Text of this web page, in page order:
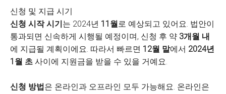
신청 및 지급 시기
신청 시작 시기는 2024년 11월로 예상되고 있어요. 법안이
통과되면 신속하게 시행될 예정이며, 신청 후 약 3개월 내
에 지급될 계획이에요. 따라서 빠르면 12월 말에서 2024년
1월 초 사이에 지원금을 받을 수 있을 거예요.
신청 방법은 온라인과 오프라인 모두 가능해요. 온라인은